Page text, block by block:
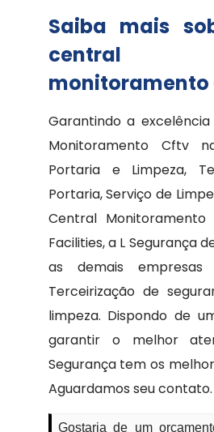
Saiba mais
monitoramento
Garantindo a
Monitoramento Cftv
Portaria e Limpeza,
Portaria, Serviço de
Central
Facilities, a L Segurança
as demais
Terceirização de
limpeza. Dispondo de
garantir o melhor
Segurança tem os
Aguardamos seu contato.
Gostaria de um